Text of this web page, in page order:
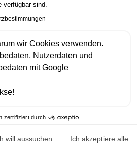
verfügbar sind.
wir Cookies verwenden.
Nutzerdaten und
mit Google
zertifiziert durch
will aussuchen Ich akzeptiere alle